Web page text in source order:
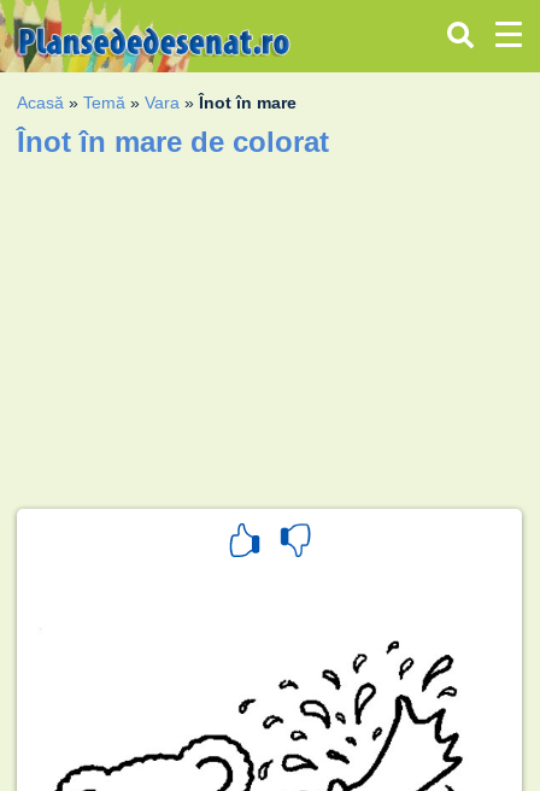
Acasă »Temă »Vara » Înot în mare
Înot în mare de colorat